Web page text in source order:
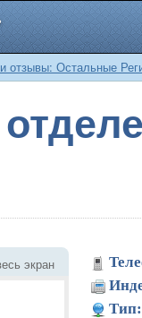
отзывы: Остальные
экран
Тип: